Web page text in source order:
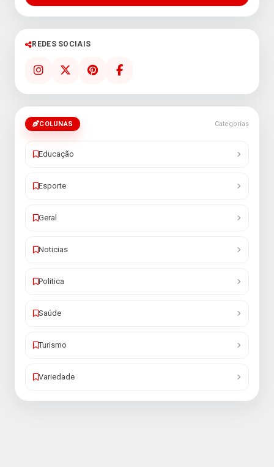
REDES SOCIAIS
COLUNAS Categorias
Educação
Esporte
Geral
Noticias
Politica
Saúde
Turismo
Variedade